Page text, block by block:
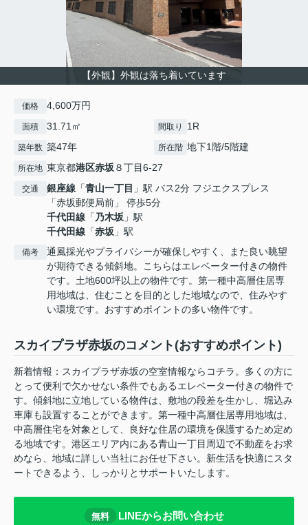
【外観】外観は落ち着いています
価格 4,600万円
面積 31.71㎡ 間取り 1R
築年数 築47年 所在階 地下1階/5階建
所在地 東京都港区赤坂８丁目6-27
交通 銀座線 「青山一丁目 」駅 バス2分 フジエクスプレス
「赤坂郵便局前」 停歩5分
千代田線 「乃木坂 」駅
千代田線 「赤坂 」駅
備考
通風採光やプライバシーが確保しやすく、また良い眺望
が期待できる傾斜地。こちらはエレベーター付きの物件
です。土地600坪以上の物件です。第一種中高層住居専
用地域は、住むことを目的とした地域なので、住みやす
い環境です。おすすめポイントの多い物件です。
スカイプラザ赤坂のコメント(おすすめポイント)
新着情報：スカイプラザ赤坂の空室情報ならコチラ。多くの方に
とって便利で欠かせない条件でもあるエレベーター付きの物件で
す。傾斜地に立地している物件は、敷地の段差を生かし、堀込み
車庫も設置することができます。第一種中高層住居専用地域は、
中高層住宅を対象として、良好な住居の環境を保護するため定め
る地域です。港区エリア内にある青山一丁目周辺で不動産をお求
めなら、地域に詳しい当社にお任せ下さい。新生活を快適にスタ
ートできるよう、しっかりとサポートいたします。
無料 LINEからお問い合わせ